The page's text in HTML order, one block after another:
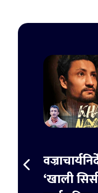
‘खाली